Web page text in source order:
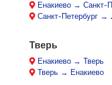
Енакиево → Санкт-Петербург
Санкт-Петербург → Енакиево
Тверь
Енакиево → Тверь
Тверь → Енакиево